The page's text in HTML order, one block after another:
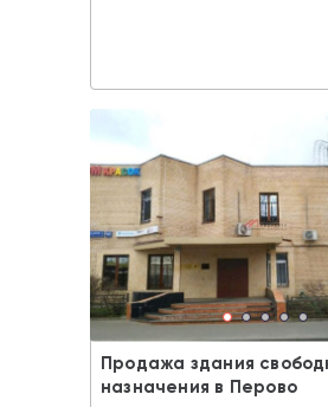
Продажа здания
назначения в Перово